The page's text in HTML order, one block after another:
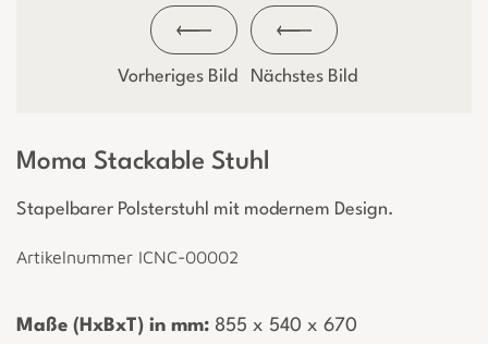
Vorheriges Bild Nächstes Bild
Moma Stackable Stuhl
Stapelbarer Polsterstuhl mit modernem Design.
Artikelnummer ICNC-00002
Maße (HxBxT) in mm: ­ 855 x 540 x 670